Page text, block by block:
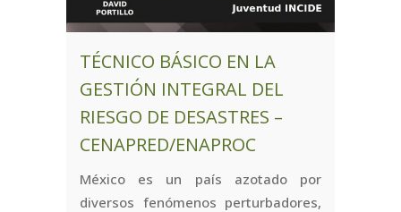
TÉCNICO BÁSICO EN LA
GESTIÓN INTEGRAL DEL
RIESGO DE DESASTRES –
CENAPRED/ENAPROC
México es un país azotado por
diversos fenómenos perturbadores,